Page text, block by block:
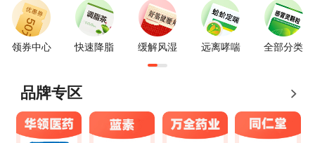
领券中心 快速降脂 缓解风湿 远离哮喘 全部分类
品牌专区